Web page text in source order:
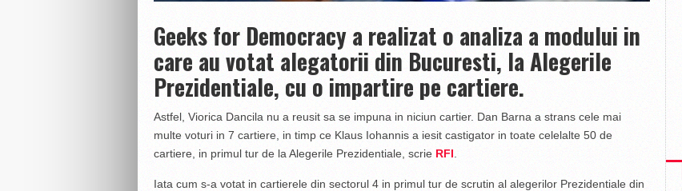
Geeks for Democracy a realizat o analiza a modului in
care au votat alegatorii din Bucuresti, la Alegerile
Prezidentiale, cu o impartire pe cartiere.
Astfel, Viorica Dancila nu a reusit sa se impuna in niciun cartier. Dan Barna a strans cele mai
multe voturi in 7 cartiere, in timp ce Klaus Iohannis a iesit castigator in toate celelalte 50 de
cartiere, in primul tur de la Alegerile Prezidentiale, scrie RFI
Iata cum s-a votat in cartierele din sectorul 4 in primul tur de scrutin al alegerilor Prezidentiale din